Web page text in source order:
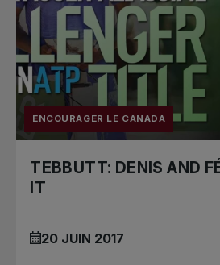
ENCOURAGER LE CANADA
TEBBUTT: DENIS AND
IT
20 JUIN 2017